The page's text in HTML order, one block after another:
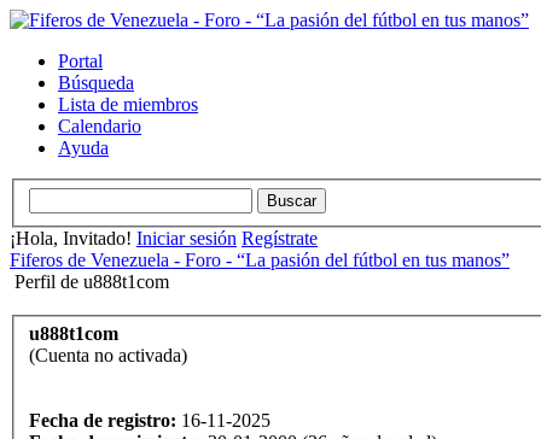
Portal
Búsqueda
Lista de miembros
Calendario
Ayuda
¡Hola, Invitado! Iniciar sesión Regístrate
Fiferos de Venezuela - Foro - “La pasión del fútbol en tus manos”
Perfil de u888t1com
u888t1com
(Cuenta no activada)
Fecha de registro: 16-11-2025